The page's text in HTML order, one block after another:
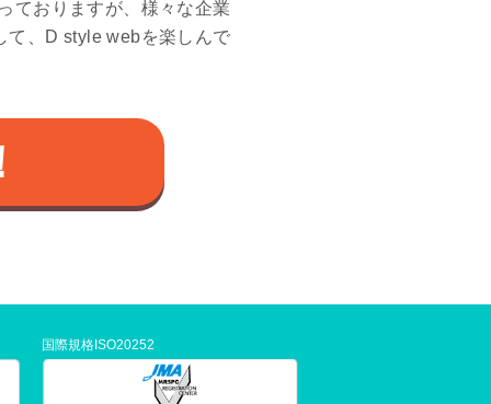
ておりますが、様々な企業
て、D style webを楽しんで
国際規格ISO20252